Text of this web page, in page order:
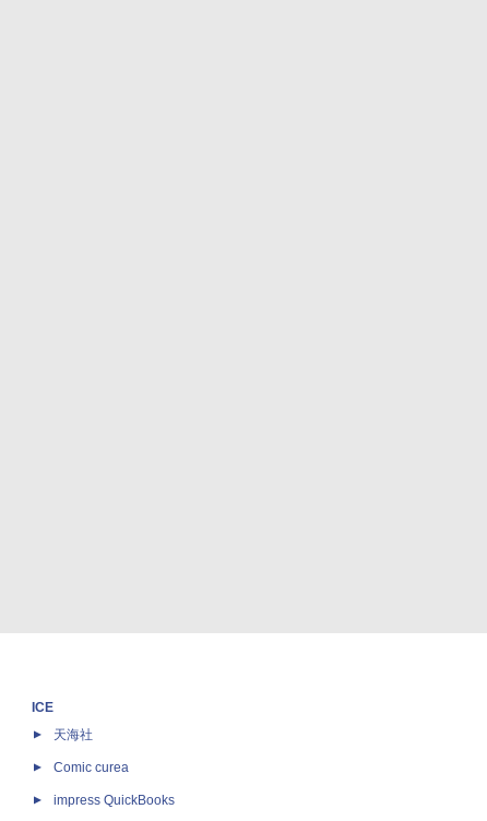
ICE
天海社
Comic curea
impress QuickBooks